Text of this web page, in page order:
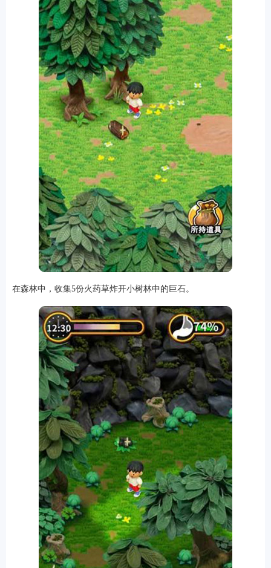
小游戏恋爱养成沙盒模组up主自制赛车竞速策略塔防
益智休闲冒险解谜街机格斗模拟经营音乐游戏单机游戏战争策略
影音播放游戏辅助摄影美颜办公商务旅游出行金融理财
新闻阅读考试学习AI软件健康运动生活购物地图导航主题桌面
在森林中，收集5份火药草炸开小树林中的巨石。